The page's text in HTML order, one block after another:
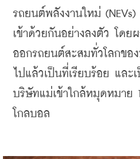
รถยนต์พลังงานใหม่
เข้าด้วยกันอย่างลงตัว โดย
ออกรถยนต์สะสมทั่วโลกข
ไปแล้วเป็นที่เรียบร้อย แล
บริษัทแม่เข้าใกล้หมุดหมาย
โกลบอล